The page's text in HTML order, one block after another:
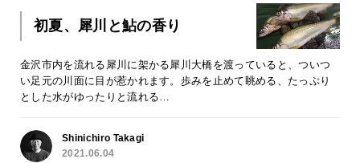
初夏、犀川と鮎の香り
金沢市内を流れる犀川に架かる犀川大橋を渡っていると、ついつ
い足元の川面に目が惹かれます。歩みを止めて眺める、たっぷり
とした水がゆったりと流れる…
Shinichiro Takagi
2021.06.04